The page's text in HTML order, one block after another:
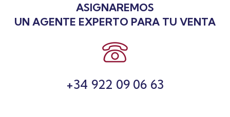
ASIGNAREMOS
UN AGENTE EXPERTO PARA TU VENTA
+34 922 09 06 63